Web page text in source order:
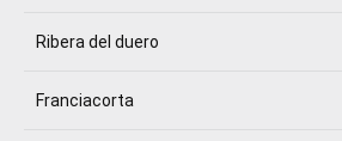
Ribera del duero
Franciacorta